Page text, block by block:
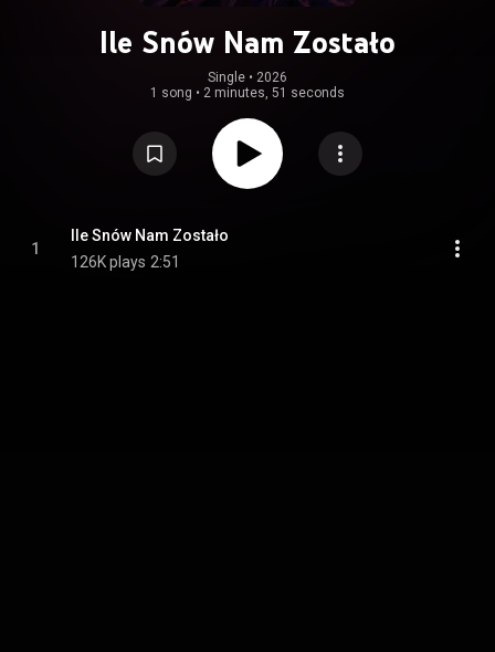
Ile Snów Nam Zostało
Single • 2026
1 song • 2 minutes, 51 seconds
1
Ile Snów Nam Zostało
126K plays 2:51